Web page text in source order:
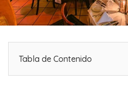
Tabla de Contenido